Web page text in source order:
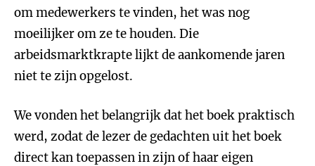
om medewerkers te vinden, het was nog
moeilijker om ze te houden. Die
arbeidsmarktkrapte lijkt de aankomende jaren
niet te zijn opgelost.
We vonden het belangrijk dat het boek praktisch
werd, zodat de lezer de gedachten uit het boek
direct kan toepassen in zijn of haar eigen